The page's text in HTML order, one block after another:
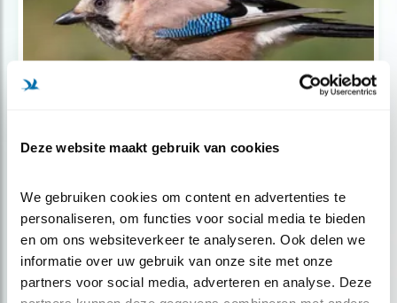
Deze website maakt gebruik van cookies
We gebruiken cookies om content en advertenties te
personaliseren, om functies voor social media te bieden
en om ons websiteverkeer te analyseren. Ook delen we
informatie over uw gebruik van onze site met onze
partners voor social media, adverteren en analyse. Deze
Verfomfaaide vogel? Het is de rui.